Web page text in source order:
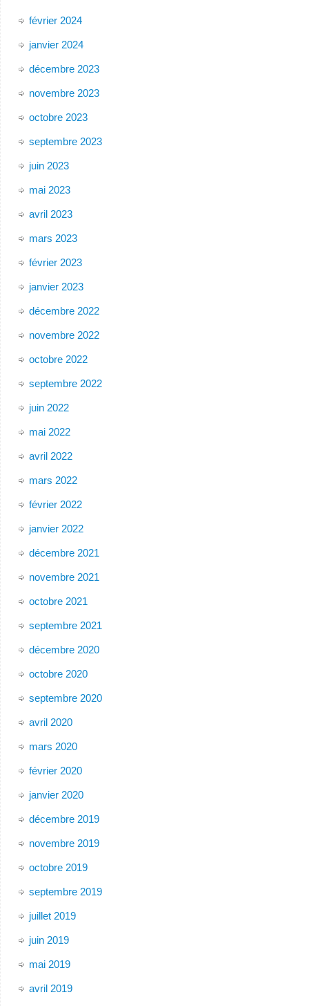
février 2024
janvier 2024
décembre 2023
novembre 2023
octobre 2023
septembre 2023
juin 2023
mai 2023
avril 2023
mars 2023
février 2023
janvier 2023
décembre 2022
novembre 2022
octobre 2022
septembre 2022
juin 2022
mai 2022
avril 2022
mars 2022
février 2022
janvier 2022
décembre 2021
novembre 2021
octobre 2021
septembre 2021
décembre 2020
octobre 2020
septembre 2020
avril 2020
mars 2020
février 2020
janvier 2020
décembre 2019
novembre 2019
octobre 2019
septembre 2019
juillet 2019
juin 2019
mai 2019
avril 2019